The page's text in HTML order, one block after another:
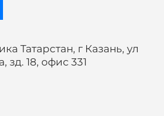
Татарстан, г Казань, ул
18, офис 331